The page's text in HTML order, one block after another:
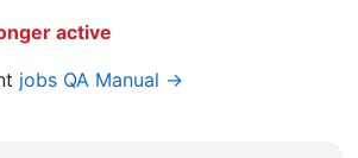
active
jobs QA Manual →